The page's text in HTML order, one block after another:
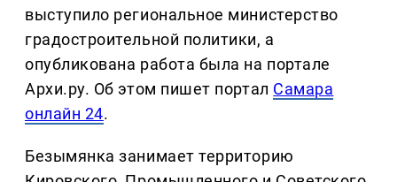
выступило региональное министерство
градостроительной политики, а
опубликована работа была на портале
Архи.ру. Об этом пишет портал Самара
онлайн 24.
Безымянка занимает территорию